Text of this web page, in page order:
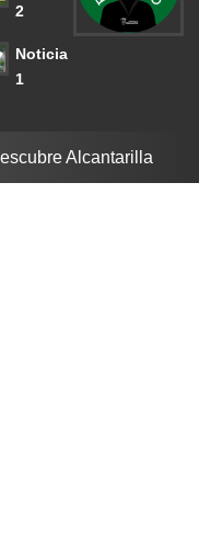
2
Noticia
1
Alcantarilla